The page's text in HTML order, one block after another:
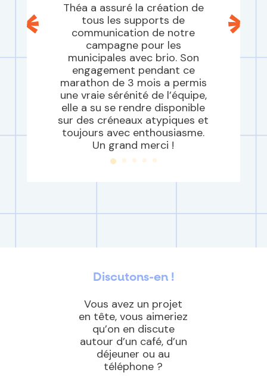
Théa a assuré la création de
tous les supports de
communication de notre
campagne pour les
municipales avec brio. Son
engagement pendant ce
marathon de 3 mois a permis
une vraie sérénité de l’équipe,
elle a su se rendre disponible
sur des créneaux atypiques et
toujours avec enthousiasme.
Un grand merci !
Discutons-en !
Vous avez un projet
en tête, vous aimeriez
qu’on en discute
autour d’un café, d’un
déjeuner ou au
téléphone ?